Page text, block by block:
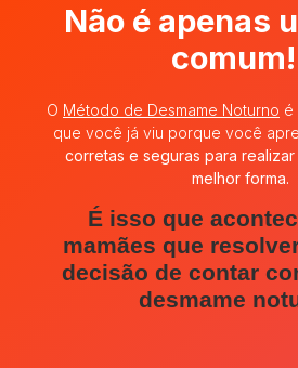
Não é apenas
O Método de Desmame Noturno é
que você já viu porque você
corretas e seguras para realizar
melhor forma.
É isso que
mamães que
decisão de contar
desmame